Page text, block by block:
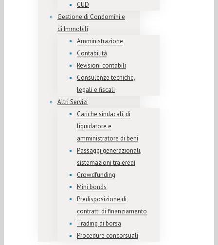
CUD
Gestione di Condomini e
di Immobili
Amministrazione
Contabilità
Revisioni contabili
Consulenze tecniche,
legali e fiscali
Altri Servizi
Cariche sindacali, di
liquidatore e
amministratore di beni
Passaggi generazionali,
sistemazioni tra eredi
Crowdfunding
Mini bonds
Predisposizione di
contratti di finanziamento
Trading di borsa
Procedure concorsuali